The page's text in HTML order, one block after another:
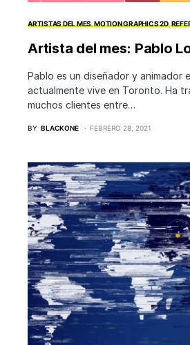
ARTISTAS DEL MES MOTION GRAPHICS 2D
Artista del mes: Pablo
Pablo es un diseñador y animador
actualmente vive en Toronto. Ha
muchos clientes entre…
BY BLACKONE FEBRERO 28, 2021